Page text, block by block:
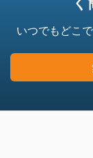
いつでもどこ